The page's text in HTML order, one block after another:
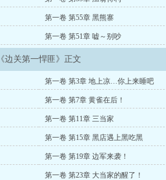
第一卷 第55章 黑熊寨
第一卷 第51章 嘘～别吵
《边关第一悍匪》正文
第一卷 第3章 地上凉…你上来睡吧
第一卷 第7章 黄雀在后！
第一卷 第11章 三当家
第一卷 第15章 黑店遇上黑吃黑
第一卷 第19章 边军来袭！
第一卷 第23章 大当家的醒了！